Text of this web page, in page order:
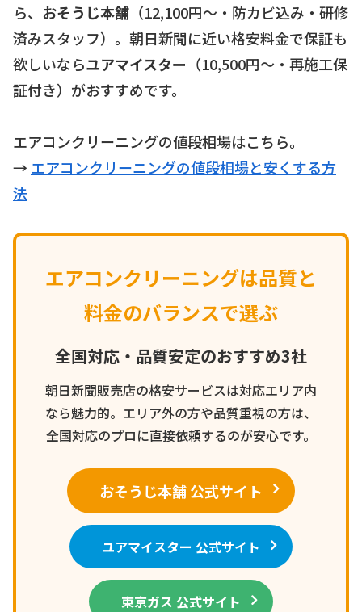
ら、 おそうじ本舗 （12,100円〜・防カビ込み・研修
済みスタッフ）。朝日新聞に近い格安料金で保証も
欲しいならユアマイスター （10,500円〜・再施工保
証付き）がおすすめです。
エアコンクリーニングの値段相場はこちら。
→ エアコンクリーニングの値段相場と安くする方
法
エアコンクリーニングは品質と
料金のバランスで選ぶ
全国対応・品質安定のおすすめ3社
朝日新聞販売店の格安サービスは対応エリア内
なら魅力的。エリア外の方や品質重視の方は、
全国対応のプロに直接依頼するのが安心です。
おそうじ本舗 公式サイト
ユアマイスター 公式サイト
東京ガス 公式サイト